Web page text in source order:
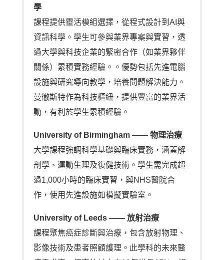
學
課程提供靈活模組選擇，從程式設計到AI與
資訊科學。學生可參與業界專案與實習，透
過大學與科技企業的緊密合作（如業界夥伴
關係）累積實務經驗。。優勢包括先進電腦
設施與研究導向教學，培養問題解決能力。
曼徹斯特作為科技樞紐，提供豐富的業界活
動，有利於學生累積經驗。
University of Birmingham —— 物理治療
大學課程強調科學基礎與臨床實務，涵蓋解
剖學、運動生理及復健技術。學生需完成超
過1,000小時的臨床實習，與NHS醫院合
作，使用先進設施如模擬實驗室。
University of Leeds —— 放射治療
課程聚焦癌症診斷與治療，包含放射物理、
影像技術及患者照顧護理。此學科的未來醫